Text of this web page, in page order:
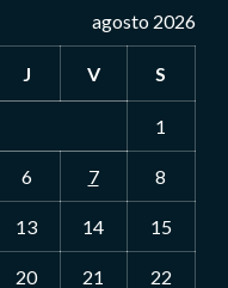
agosto 2026
J V S
1
6 7 8
13 14 15
20 21 22